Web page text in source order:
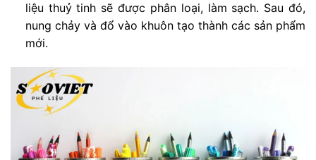
liệu thuỷ tinh sẽ được phân loại, làm sạch. Sau đó,
nung chảy và đổ vào khuôn tạo thành các sản phẩm
mới.